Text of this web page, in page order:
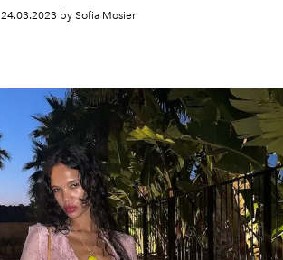
24.03.2023 by Sofia Mosier